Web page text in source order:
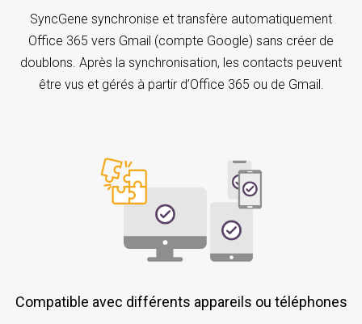
SyncGene synchronise et transfère automatiquement
Office 365 vers Gmail (compte Google) sans créer de
doublons. Après la synchronisation, les contacts peuvent
être vus et gérés à partir d’Office 365 ou de Gmail.
Compatible avec différents appareils ou téléphones